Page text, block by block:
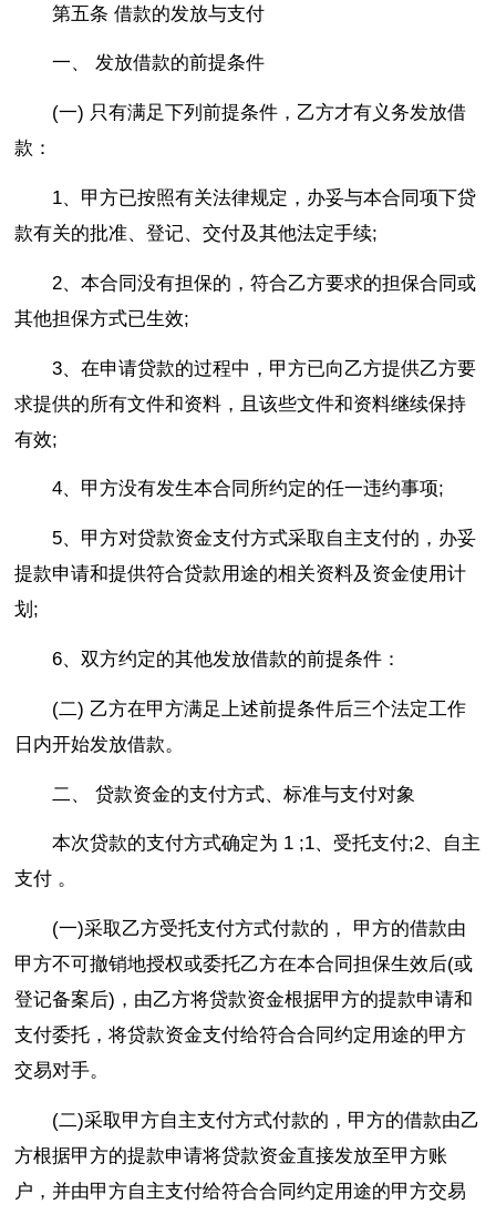
第五条 借款的发放与支付
一、 发放借款的前提条件
(一) 只有满足下列前提条件，乙方才有义务发放借
款：
1、甲方已按照有关法律规定，办妥与本合同项下贷
款有关的批准、登记、交付及其他法定手续;
2、本合同没有担保的，符合乙方要求的担保合同或
其他担保方式已生效;
3、在申请贷款的过程中，甲方已向乙方提供乙方要
求提供的所有文件和资料，且该些文件和资料继续保持
有效;
4、甲方没有发生本合同所约定的任一违约事项;
5、甲方对贷款资金支付方式采取自主支付的，办妥
提款申请和提供符合贷款用途的相关资料及资金使用计
划;
6、双方约定的其他发放借款的前提条件：
(二) 乙方在甲方满足上述前提条件后三个法定工作
日内开始发放借款。
二、 贷款资金的支付方式、标准与支付对象
本次贷款的支付方式确定为 1 ;1、受托支付;2、自主
支付 。
(一)采取乙方受托支付方式付款的， 甲方的借款由
甲方不可撤销地授权或委托乙方在本合同担保生效后(或
登记备案后)，由乙方将贷款资金根据甲方的提款申请和
支付委托，将贷款资金支付给符合合同约定用途的甲方
交易对手。
(二)采取甲方自主支付方式付款的，甲方的借款由乙
方根据甲方的提款申请将贷款资金直接发放至甲方账
户，并由甲方自主支付给符合合同约定用途的甲方交易